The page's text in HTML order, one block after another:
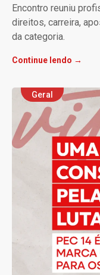
Encontro reuniu
direitos, carreira,
da categoria.
Continue lendo →
Geral